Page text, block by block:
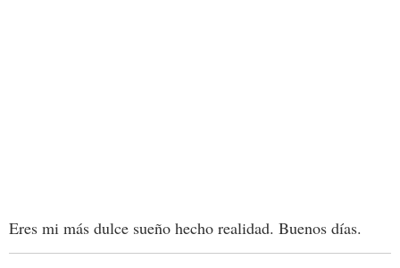
Eres mi más dulce sueño hecho realidad. Buenos días.